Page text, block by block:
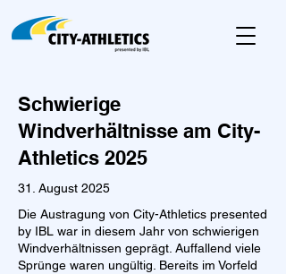
Schwierige
Windverhältnisse am City-
Athletics 2025
31. August 2025
Die Austragung von City-Athletics presented
by IBL war in diesem Jahr von schwierigen
Windverhältnissen geprägt. Auffallend viele
Sprünge waren ungültig. Bereits im Vorfeld